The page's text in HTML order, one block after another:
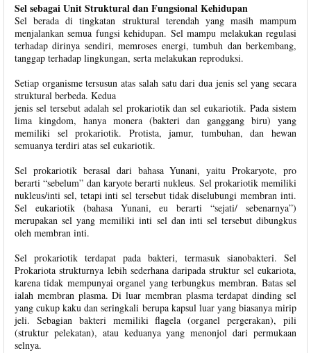
Sel sebagai Unit Struktural dan Fungsional Kehidupan
Sel berada di tingkatan struktural terendah yang masih mampum
menjalankan semua fungsi kehidupan. Sel mampu melakukan regulasi
terhadap dirinya sendiri, memroses energi, tumbuh dan berkembang,
tanggap terhadap lingkungan, serta melakukan reproduksi.
Setiap organisme tersusun atas salah satu dari dua jenis sel yang secara
struktural berbeda. Kedua
jenis sel tersebut adalah sel prokariotik dan sel eukariotik. Pada sistem
lima kingdom, hanya monera (bakteri dan ganggang biru) yang
memiliki sel prokariotik. Protista, jamur, tumbuhan, dan hewan
semuanya terdiri atas sel eukariotik.
Sel prokariotik berasal dari bahasa Yunani, yaitu Prokaryote, pro
berarti “sebelum” dan karyote berarti nukleus. Sel prokariotik memiliki
nukleus/inti sel, tetapi inti sel tersebut tidak diselubungi membran inti.
Sel eukariotik (bahasa Yunani, eu berarti “sejati/ sebenarnya”)
merupakan sel yang memiliki inti sel dan inti sel tersebut dibungkus
oleh membran inti.
Sel prokariotik terdapat pada bakteri, termasuk sianobakteri. Sel
Prokariota strukturnya lebih sederhana daripada struktur sel eukariota,
karena tidak mempunyai organel yang terbungkus membran. Batas sel
ialah membran plasma. Di luar membran plasma terdapat dinding sel
yang cukup kaku dan seringkali berupa kapsul luar yang biasanya mirip
jeli. Sebagian bakteri memiliki flagela (organel pergerakan), pili
(struktur pelekatan), atau keduanya yang menonjol dari permukaan
selnya.